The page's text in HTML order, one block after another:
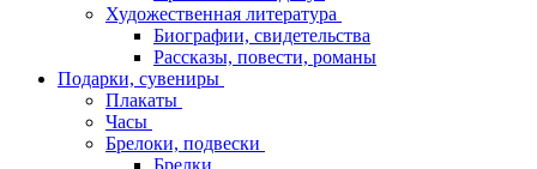
Художественная литература
Биографии, свидетельства
Рассказы, повести, романы
Подарки, сувениры
Плакаты
Часы
Брелоки, подвески